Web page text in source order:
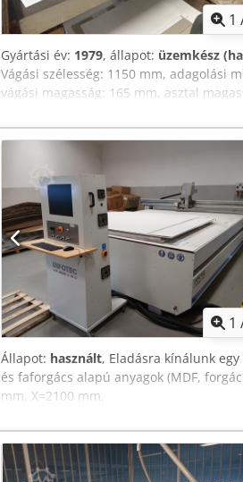
1
Gyártási év: 1979, állapot: üzemkész
Vágási szélesség: 1150 mm, adagolási
vágási magasság: 165 mm, asztal
mm/s, hátsó tolókeret pozicionálási
legkisebb vágás alátétlemezzel: kb. 90
nyomás: 30 daN, maximális késlöket:
mm, súly: kb. 3200 kg. A mérőegység
Aiksk
1
Állapot: használt, Eladásra kínálunk
és faforgács alapú anyagok (MDF,
mm, X=2100 mm.